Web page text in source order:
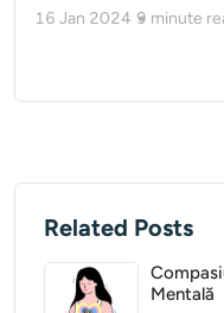
16 Jan 2024 9 minute
Related Posts
Mentală